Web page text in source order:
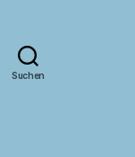
Suchen